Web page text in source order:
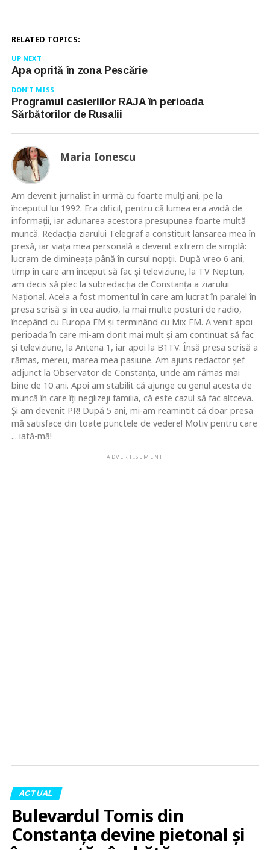
RELATED TOPICS:
UP NEXT
Apa oprită în zona Pescărie
DON'T MISS
Programul casieriilor RAJA în perioada
Sărbătorilor de Rusalii
Maria Ionescu
Am devenit jurnalist în urmă cu foarte mulţi ani, pe la
începutul lui 1992. Era dificil, pentru că lumea era avidă de
informaţii, iar adunarea acestora presupunea foarte multă
muncă. Redacţia ziarului Telegraf a constituit lansarea mea în
presă, iar viaţa mea personală a devenit extrem de simplă:
lucram de dimineaţa până în cursul nopţii. După vreo 6 ani,
timp în care am început să fac şi televiziune, la TV Neptun,
am decis să plec la subredacţia de Constanţa a ziarului
Naţional. Acela a fost momentul în care am lucrat în paralel în
presa scrisă şi în cea audio, la mai multe posturi de radio,
începând cu Europa FM şi terminând cu Mix FM. A venit apoi
perioada în care mi-am dorit mai mult şi am continuat să fac
şi televiziune, la Antena 1, iar apoi la B1TV. Însă presa scrisă a
rămas, mereu, marea mea pasiune. Am ajuns redactor şef
adjunct la Observator de Constanţa, unde am rămas mai
bine de 10 ani. Apoi am stabilit că ajunge cu genul acesta de
muncă în care îţi neglizeji familia, că este cazul să fac altceva.
Şi am devenit PR! După 5 ani, mi-am reamintit că doar presa
mă satisface din toate punctele de vedere! Motiv pentru care
... iată-mă!
ADVERTISEMENT
ACTUAL
Bulevardul Tomis din
Constanța devine pietonal și